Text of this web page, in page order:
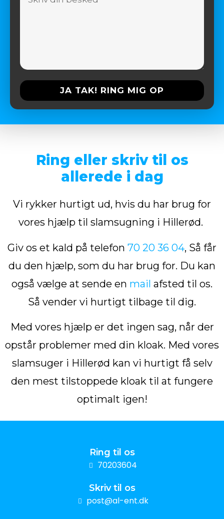
Ring eller skriv til os
allerede i dag
Vi rykker hurtigt ud, hvis du har brug for
vores hjælp til slamsugning i Hillerød.
Giv os et kald på telefon 70 20 36 04, Så får
du den hjælp, som du har brug for. Du kan
også vælge at sende en mail afsted til os.
Så vender vi hurtigt tilbage til dig.
Med vores hjælp er det ingen sag, når der
opstår problemer med din kloak. Med vores
slamsuger i Hillerød kan vi hurtigt få selv
den mest tilstoppede kloak til at fungere
optimalt igen!
Ring til os
70203604
Skriv til os
post@al-ent.dk